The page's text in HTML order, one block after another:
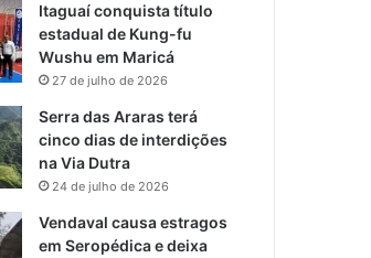
Itaguaí conquista título
estadual de Kung-fu
Wushu em Maricá
27 de julho de 2026
Serra das Araras terá
cinco dias de interdições
na Via Dutra
24 de julho de 2026
Vendaval causa estragos
em Seropédica e deixa